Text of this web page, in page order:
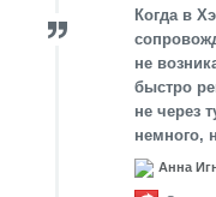
Когда в
не
быстро
не через
немного,
Анна